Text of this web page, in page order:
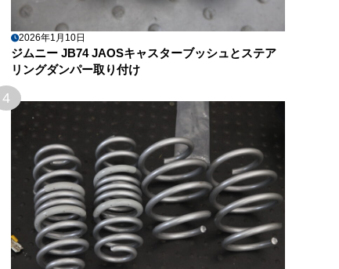
2026年1月10日
ジムニー JB74 JAOSキャスターブッシュとステア
リングダンパー取り付け
4